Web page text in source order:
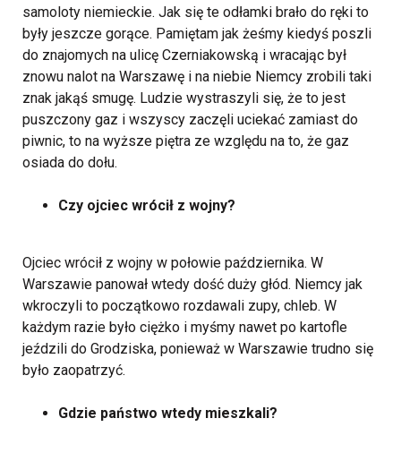
samoloty niemieckie. Jak się te odłamki brało do ręki to
były jeszcze gorące. Pamiętam jak żeśmy kiedyś poszli
do znajomych na ulicę Czerniakowską i wracając był
znowu nalot na Warszawę i na niebie Niemcy zrobili taki
znak jakąś smugę. Ludzie wystraszyli się, że to jest
puszczony gaz i wszyscy zaczęli uciekać zamiast do
piwnic, to na wyższe piętra ze względu na to, że gaz
osiada do dołu.
Czy ojciec wrócił z wojny?
Ojciec wrócił z wojny w połowie października. W
Warszawie panował wtedy dość duży głód. Niemcy jak
wkroczyli to początkowo rozdawali zupy, chleb. W
każdym razie było ciężko i myśmy nawet po kartofle
jeździli do Grodziska, ponieważ w Warszawie trudno się
było zaopatrzyć.
Gdzie państwo wtedy mieszkali?